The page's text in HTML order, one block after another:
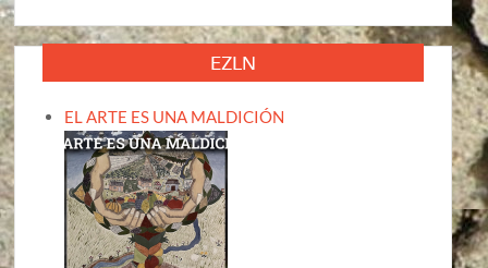
EZLN
EL ARTE ES UNA MALDICIÓN